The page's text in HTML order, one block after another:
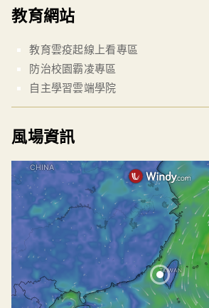
教育網站
教育雲疫起線上看專區
防治校園霸凌專區
自主學習雲端學院
風場資訊